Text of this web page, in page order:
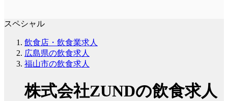
スペシャル
飲食店・飲食業求人
広島県の飲食求人
福山市の飲食求人
株式会社ZUNDの飲食求人